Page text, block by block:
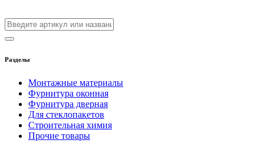
Разделы
Монтажные материалы
Фурнитура оконная
Фурнитура дверная
Для стеклопакетов
Строительная химия
Прочие товары